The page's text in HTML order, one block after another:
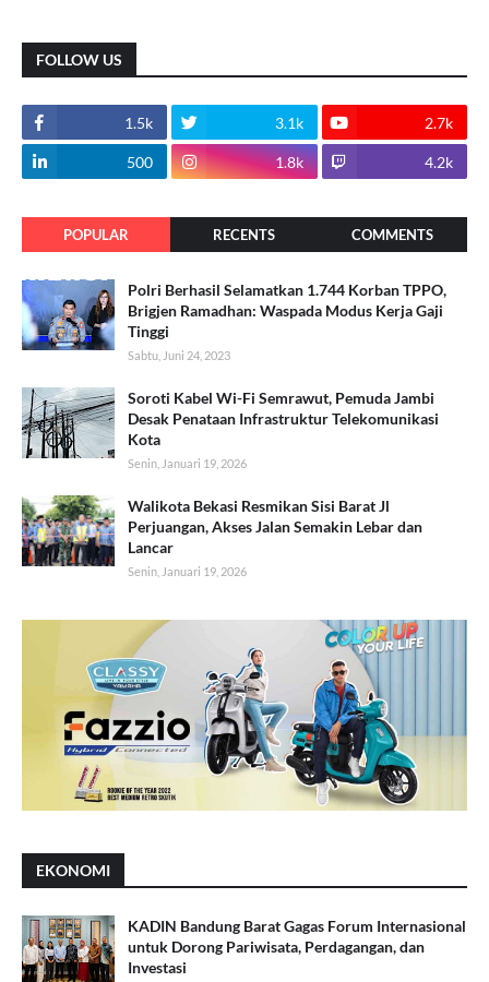
FOLLOW US
1.5k 3.1k 2.7k
500 1.8k 4.2k
POPULAR RECENTS COMMENTS
Polri Berhasil Selamatkan 1.744 Korban TPPO,
Brigjen Ramadhan: Waspada Modus Kerja Gaji
Tinggi
Sabtu, Juni 24, 2023
Soroti Kabel Wi-Fi Semrawut, Pemuda Jambi
Desak Penataan Infrastruktur Telekomunikasi
Kota
Senin, Januari 19, 2026
Walikota Bekasi Resmikan Sisi Barat Jl
Perjuangan, Akses Jalan Semakin Lebar dan
Lancar
Senin, Januari 19, 2026
EKONOMI
KADIN Bandung Barat Gagas Forum Internasional
untuk Dorong Pariwisata, Perdagangan, dan
Investasi